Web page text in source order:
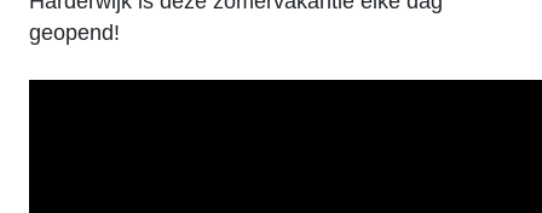
geopend!